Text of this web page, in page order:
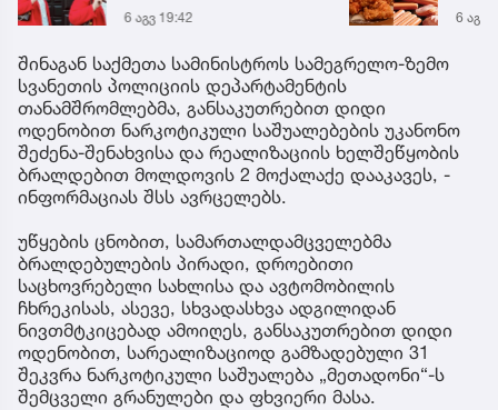
მარიამ ტყემალაძის
ექსპერტიზის დასკვნა
6 აგვ 19:42 6 აგვ
შინაგან საქმეთა სამინისტროს სამეგრელო-ზემო
სვანეთის პოლიციის დეპარტამენტის
თანამშრომლებმა, განსაკუთრებით დიდი
ოდენობით ნარკოტიკული საშუალებების უკანონო
შეძენა-შენახვისა და რეალიზაციის ხელშეწყობის
ბრალდებით მოლდოვის 2 მოქალაქე დააკავეს, -
ინფორმაციას შსს ავრცელებს.
უწყების ცნობით, სამართალდამცველებმა
ბრალდებულების პირადი, დროებითი
საცხოვრებელი სახლისა და ავტომობილის
ჩხრეკისას, ასევე, სხვადასხვა ადგილიდან
ნივთმტკიცებად ამოიღეს, განსაკუთრებით დიდი
ოდენობით, სარეალიზაციოდ გამზადებული 31
შეკვრა ნარკოტიკული საშუალება „მეთადონი“-ს
შემცველი გრანულები და ფხვიერი მასა.